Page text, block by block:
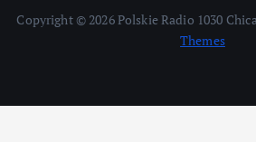
Copyright © 2026 Polskie Radio 1030
Themes